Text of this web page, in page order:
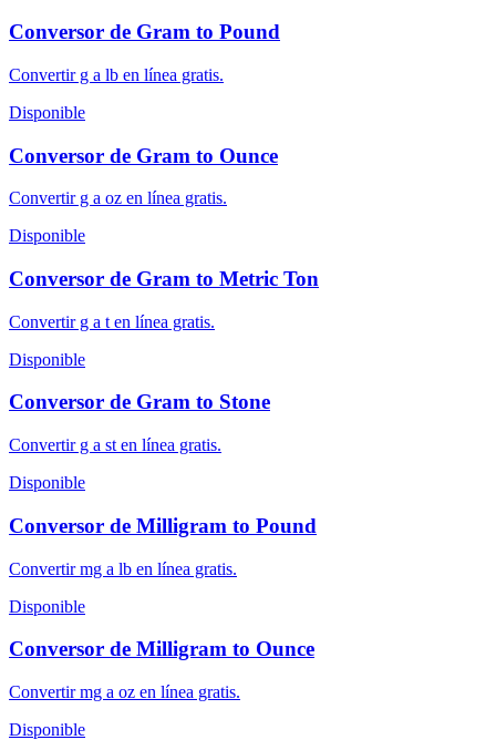
Conversor de Gram to Pound
Convertir g a lb en línea gratis.
Disponible
Conversor de Gram to Ounce
Convertir g a oz en línea gratis.
Disponible
Conversor de Gram to Metric Ton
Convertir g a t en línea gratis.
Disponible
Conversor de Gram to Stone
Convertir g a st en línea gratis.
Disponible
Conversor de Milligram to Pound
Convertir mg a lb en línea gratis.
Disponible
Conversor de Milligram to Ounce
Convertir mg a oz en línea gratis.
Disponible